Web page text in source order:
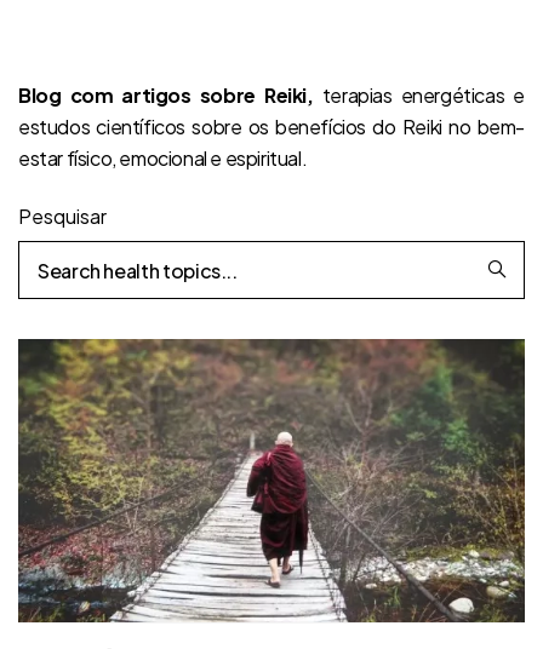
Blog com artigos sobre Reiki, terapias energéticas e
estudos científicos sobre os benefícios do Reiki no bem-
estar físico, emocional e espiritual.
Pesquisar